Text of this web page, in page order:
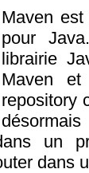
Maven
pour
librairie
Maven
repository
un
dans